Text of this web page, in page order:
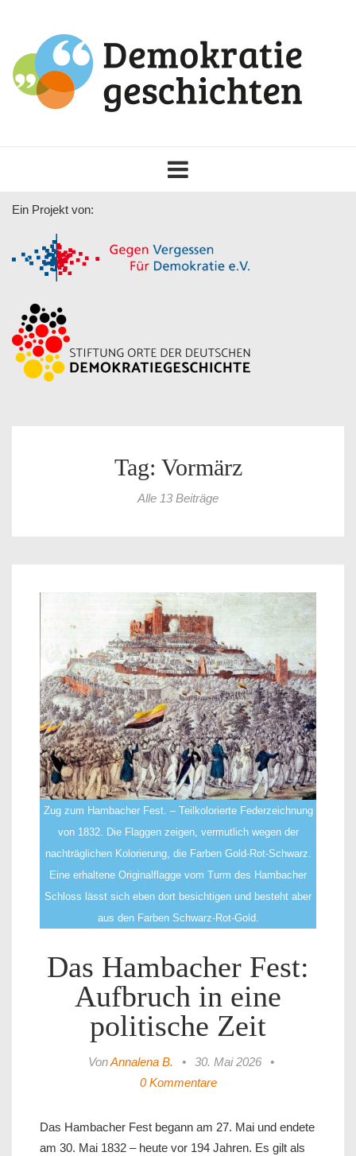
navigation
Ein Projekt von:
Tag: Vormärz
Alle 13 Beiträge
Zug zum Hambacher Fest. – Teilkolorierte Federzeichnung
von 1832. Die Flaggen zeigen, vermutlich wegen der
nachträglichen Kolorierung, die Farben Gold-Rot-Schwarz.
Eine erhaltene Originalflagge vom Turm des Hambacher
Schloss lässt sich eben dort besichtigen und besteht aber
aus den Farben Schwarz-Rot-Gold.
Das Hambacher Fest:
Aufbruch in eine
politische Zeit
VonAnnalena B. • 30. Mai 2026
•
0 Kommentare
Das Hambacher Fest begann am 27. Mai und endete
am 30. Mai 1832 – heute vor 194 Jahren. Es gilt als